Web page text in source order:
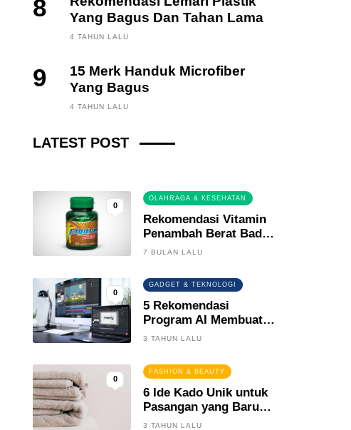
8
Yang Bagus Dan Tahan Lama
4 TAHUN LALU
9
15 Merk Handuk Microfiber
Yang Bagus
4 TAHUN LALU
LATEST POST
FINANCE, INVESTING
3 BULAN LALU
0
OLAHRAGA & KESEHATAN
Rekomendasi Vitamin
Penambah Berat Badan
Terbaik
7 BULAN LALU
0
GADGET & TEKNOLOGI
5 Rekomendasi
Program AI Membuat
Gambar Kartun Keren
3 TAHUN LALU
0
FASHION & BEAUTY
6 Ide Kado Unik untuk
Pasangan yang Baru
Menikah
3 TAHUN LALU